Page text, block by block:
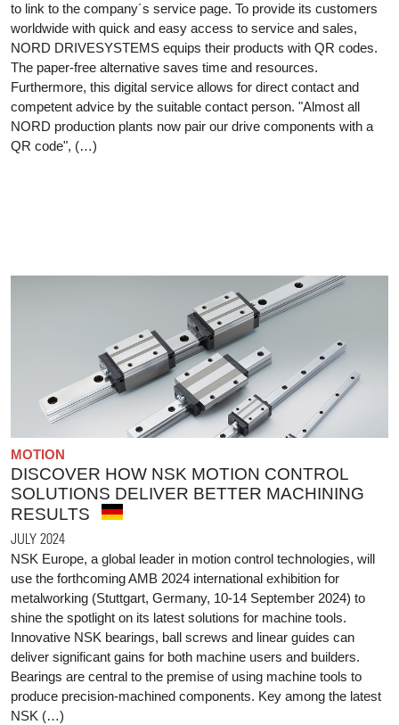
to link to the company´s service page. To provide its customers
worldwide with quick and easy access to service and sales,
NORD DRIVESYSTEMS equips their products with QR codes.
The paper-free alternative saves time and resources.
Furthermore, this digital service allows for direct contact and
competent advice by the suitable contact person. "Almost all
NORD production plants now pair our drive components with a
QR code", (…)
MOTION
DISCOVER HOW NSK MOTION CONTROL
SOLUTIONS DELIVER BETTER MACHINING
RESULTS
JULY 2024
NSK Europe, a global leader in motion control technologies, will
use the forthcoming AMB 2024 international exhibition for
metalworking (Stuttgart, Germany, 10-14 September 2024) to
shine the spotlight on its latest solutions for machine tools.
Innovative NSK bearings, ball screws and linear guides can
deliver significant gains for both machine users and builders.
Bearings are central to the premise of using machine tools to
produce precision-machined components. Key among the latest
NSK (…)